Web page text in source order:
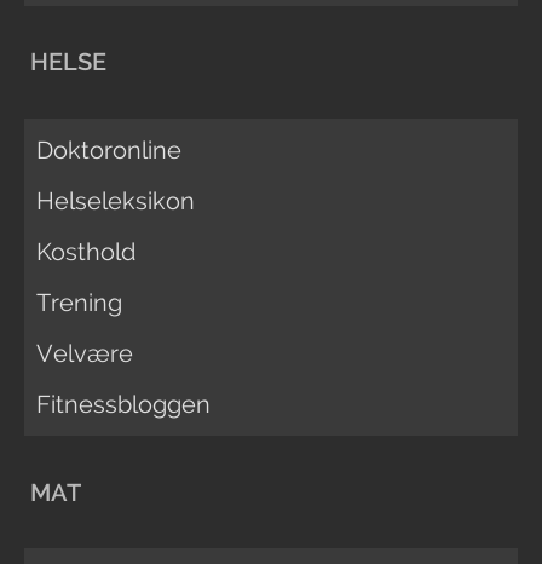
HELSE
Doktoronline
Helseleksikon
Kosthold
Trening
Velvære
Fitnessbloggen
MAT